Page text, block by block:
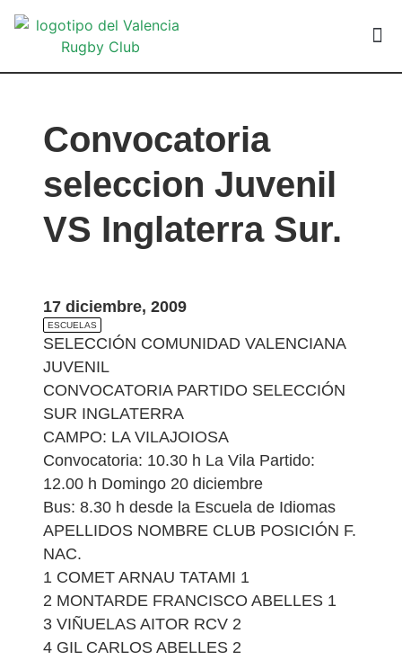
Convocatoria
seleccion Juvenil
VS Inglaterra Sur.
17 diciembre, 2009
ESCUELAS
SELECCIÓN COMUNIDAD VALENCIANA
JUVENIL
CONVOCATORIA PARTIDO SELECCIÓN
SUR INGLATERRA
CAMPO: LA VILAJOIOSA
Convocatoria: 10.30 h La Vila Partido:
12.00 h Domingo 20 diciembre
Bus: 8.30 h desde la Escuela de Idiomas
APELLIDOS NOMBRE CLUB POSICIÓN F.
NAC.
1 COMET ARNAU TATAMI 1
2 MONTARDE FRANCISCO ABELLES 1
3 VIÑUELAS AITOR RCV 2
4 GIL CARLOS ABELLES 2